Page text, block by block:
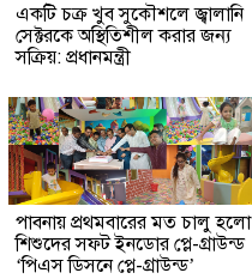
একটি চক্র খুব সুকৌশলে জ্বালানি
সেক্টরকে অস্থিতিশীল করার জন্য
সক্রিয়: প্রধানমন্ত্রী
পাবনায় প্রথমবারের মত চালু হলো
শিশুদের সফট ইনডোর প্লে-গ্রাউন্ড
‘পিএস ডিসনে প্লে-গ্রাউন্ড’